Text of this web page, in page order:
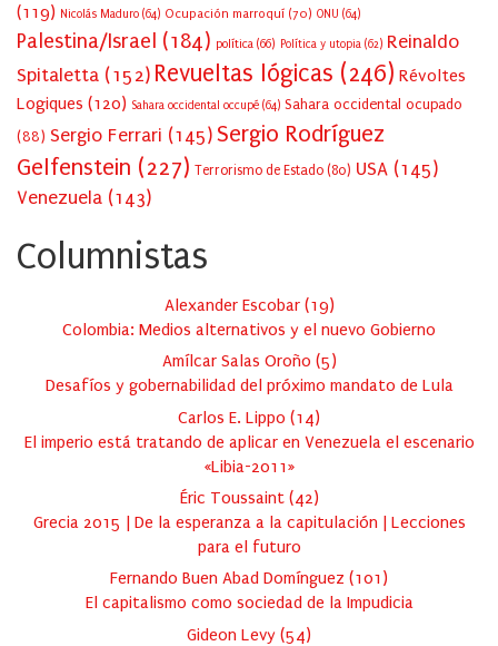
(119) Nicolás Maduro (64) Ocupación marroquí (70) ONU (64)
Palestina/Israel (184) política (66) Política y utopia (62) Reinaldo
Spitaletta (152) Revueltas lógicas (246) Révoltes
Logiques (120) Sahara occidental occupé (64) Sahara occidental ocupado
(88) Sergio Ferrari (145) Sergio Rodríguez
Gelfenstein (227) Terrorismo de Estado (80) USA (145)
Venezuela (143)
Columnistas
Alexander Escobar (19)
Colombia: Medios alternativos y el nuevo Gobierno
Amílcar Salas Oroño (5)
Desafíos y gobernabilidad del próximo mandato de Lula
Carlos E. Lippo (14)
El imperio está tratando de aplicar en Venezuela el escenario
«Libia-2011»
Éric Toussaint (42)
Grecia 2015 | De la esperanza a la capitulación | Lecciones
para el futuro
Fernando Buen Abad Domínguez (101 )
El capitalismo como sociedad de la Impudicia
Gideon Levy (54)